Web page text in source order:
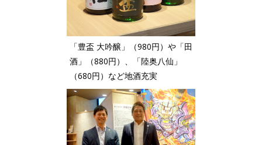
「豊盃 大吟醸」（980円）や「田
酒」（880円）、「陸奥八仙」
（680円）など地酒充実